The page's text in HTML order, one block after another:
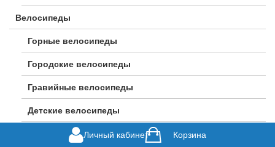
Велосипеды
Горные велосипеды
Городские велосипеды
Гравийные велосипеды
Детские велосипеды
Женские велосипеды
Личный кабинет Корзина